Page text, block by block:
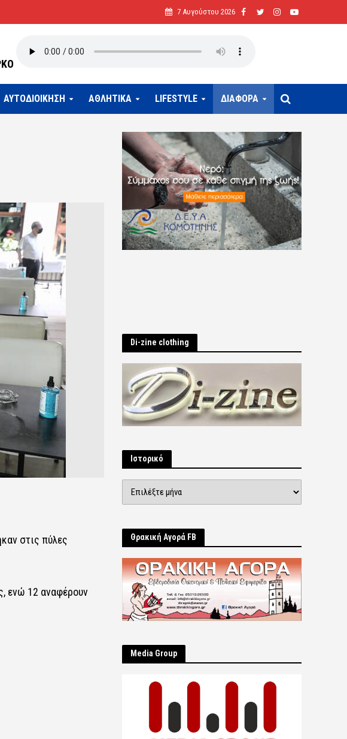
7 Αυγούστου 2026
ΑΥΤΟΔΙΟΙΚΗΣΗ ΑΘΛΗΤΙΚΑ LIFESTYLE ΔΙΑΦΟΡΑ
στις πύλες
ενώ 12 αναφέρουν
Di-zine clothing
Ιστορικό
Θρακική Αγορά FB
Μedia Group